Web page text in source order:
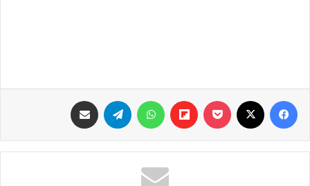
فيسبوك ‫Pocket
Flipboard واتساب تيلقرام